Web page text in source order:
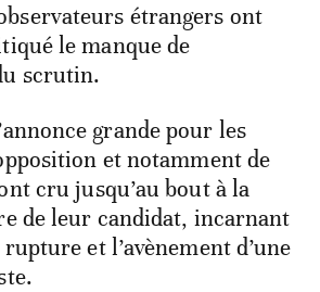
étrangers ont
le manque de
scrutin.
grande pour les
et notamment de
cru jusqu’au bout à la
de leur candidat, incarnant
et l’avènement d’une